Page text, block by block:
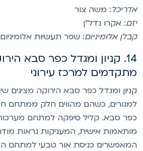
: משה צור
: אקרו נדל"ן
אלומיניום: שפר תעשיות אלומיניום
14. קניון ומגדל כפר סבא
למרכז עירוני
ומגדל כפר סבא הירוקה מציגים
כשהם מהווים חלק ממתחם
סבא. קליל סיפקה למתחם מערכות
אישית, המעניקות נראות
כניסת אור טבעי למתחם